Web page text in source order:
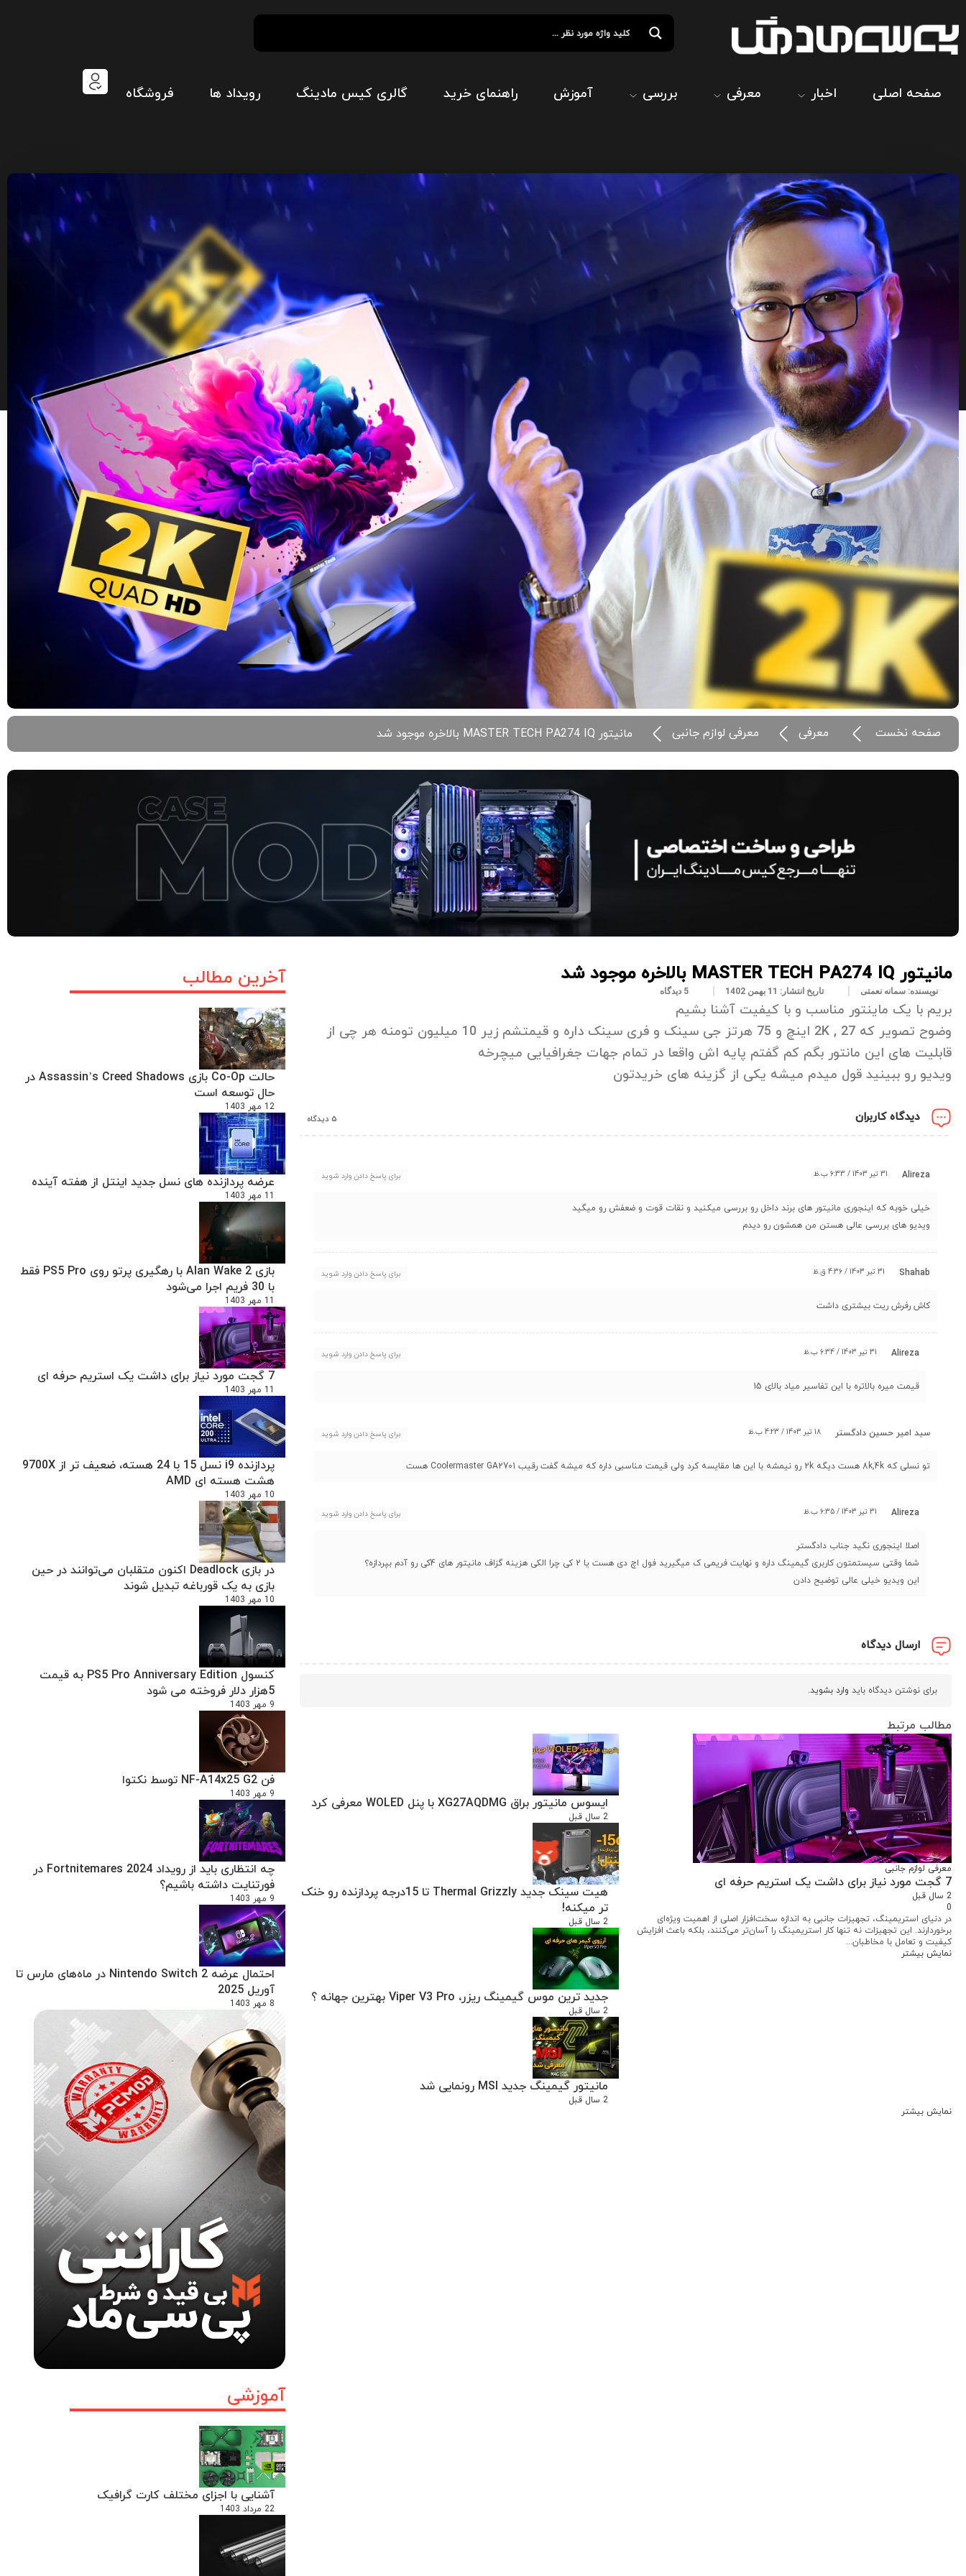
صفحه اصلی اخبار معرفی بررسی آموزش راهنمای خرید گالری کیس مادینگ رویداد ها فروشگاه
صفحه نخست معرفی معرفی لوازم جانبی مانیتور MASTER TECH PA274 IQ بالاخره موجود شد
آخرین مطالب
حالت Co-Op بازی Assassin’s Creed Shadows در
حال توسعه است
12 مهر 1403
عرضه پردازنده های نسل جدید اینتل از هفته آینده
11 مهر 1403
بازی Alan Wake 2 با رهگیری پرتو روی PS5 Pro فقط
با 30 فریم اجرا می‌شود
11 مهر 1403
7 گجت مورد نیاز برای داشت یک استریم حرفه ای
11 مهر 1403
پردازنده i9 نسل 15 با 24 هسته، ضعیف تر از 9700X
هشت هسته ای AMD
10 مهر 1403
در بازی Deadlock اکنون متقلبان می‌توانند در حین
بازی به یک قورباغه تبدیل شوند
10 مهر 1403
کنسول PS5 Pro Anniversary Edition به قیمت
5هزار دلار فروخته می شود
9 مهر 1403
فن NF-A14x25 G2 توسط نکتوا
9 مهر 1403
چه انتظاری باید از رویداد Fortnitemares 2024 در
فورتنایت داشته باشیم؟
9 مهر 1403
احتمال عرضه Nintendo Switch 2 در ماه‌های مارس تا
آوریل 2025
8 مهر 1403
آموزشی
آشنایی با اجزای مختلف کارت گرافیک
22 مرداد 1403
مانیتور MASTER TECH PA274 IQ بالاخره موجود شد
نویسنده:سمانه نعمتی تاریخ انتشار: 11 بهمن 1402 5 دیدگاه
بریم با یک ماینتور مناسب و با کیفیت آشنا بشیم
وضوح تصویر که 2K , 27 اینچ و 75 هرتز جی سینک و فری سینک داره و قیمتشم زیر 10 میلیون تومنه هر چی از
قابلیت های این مانتور بگم کم گفتم پایه اش واقعا در تمام جهات جغرافیایی میچرخه
ویدیو رو ببینید قول میدم میشه یکی از گزینه های خریدتون
دیدگاه کاربران 5 دیدگاه
Alireza 31 تیر 1403 / 6:33 ب.ظ برای پاسخ دادن وارد شوید
خیلی خوبه که اینجوری مانیتور های برند داخل رو بررسی میکنید و نقات قوت و ضعفش رو میگید
ویدیو های بررسی عالی هستن من همشون رو دیدم
Shahab 31 تیر 1403 / 4:36 ق.ظ برای پاسخ دادن وارد شوید
کاش رفرش ریت بیشتری داشت
Alireza 31 تیر 1403 / 6:34 ب.ظ برای پاسخ دادن وارد شوید
قیمت میره بالاتره با این تفاسیر میاد بالای 15
سید امیر حسین دادگستر 18 تیر 1403 / 4:23 ب.ظ برای پاسخ دادن وارد شوید
تو نسلی که 8k,4k هست دیگه 2k رو نیمشه با این ها مقایسه کرد ولی قیمت مناسبی داره که میشه گفت رقیب Coolermaster GA2701 هست
Alireza 31 تیر 1403 / 6:35 ب.ظ برای پاسخ دادن وارد شوید
اصلا اینجوری نگید جناب دادگستر
شما وقتی سیستمتون کاربری گیمینگ داره و نهایت فریمی ک میگیرید فول اچ دی هست یا 2 کی چرا الکی هزینه گزاف مانیتور های 4کی رو آدم بپردازه؟
این ویدیو خیلی عالی توضیح دادن
ارسال دیدگاه
برای نوشتن دیدگاه باید وارد بشوید.
مطالب مرتبط
معرفی لوازم جانبی
7 گجت مورد نیاز برای داشت یک استریم حرفه ای
2 سال قبل
0
در دنیای استریمینگ، تجهیزات جانبی به اندازه سخت‌افزار اصلی از اهمیت ویژه‌ای
برخوردارند. این تجهیزات نه تنها کار استریمینگ را آسان‌تر می‌کنند، بلکه باعث افزایش
کیفیت و تعامل با مخاطبان...
نمایش بیشتر
ایسوس مانیتور براق XG27AQDMG با پنل WOLED معرفی کرد
2 سال قبل
هیت سینک جدید Thermal Grizzly تا 15درجه پردازنده رو خنک
تر میکنه!
2 سال قبل
جدید ترین موس گیمینگ ریزر، Viper V3 Pro بهترین جهانه ؟
2 سال قبل
مانیتور گیمینگ جدید MSI رونمایی شد
2 سال قبل
نمایش بیشتر